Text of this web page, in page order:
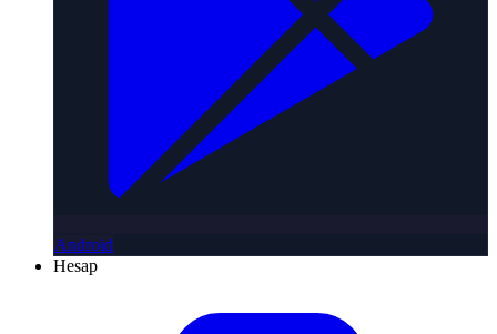
Android
Hesap